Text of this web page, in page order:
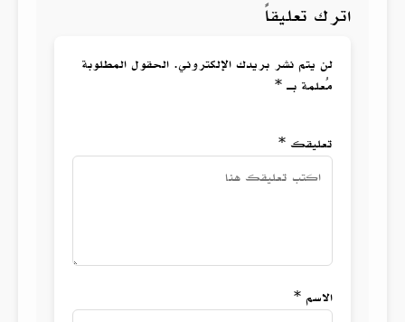
اترك تعليقاً
لن يتم نشر بريدك الإلكتروني. الحقول المطلوبة
مُعلمة بـ *
تعليقك *
الاسم *